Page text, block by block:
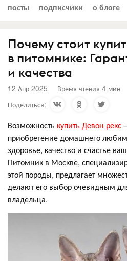
посты подписчики о блоге
Почему стоит
в питомнике:
и качества
12 Апр 2025 Время чтения 4 мин
Поделиться:
Возможность купить Девон рекс
приобретение домашнего
здоровье, качество и счастье
Питомник в Москве,
этой породы, предлагает
делают его выбор очевидным
владельца.